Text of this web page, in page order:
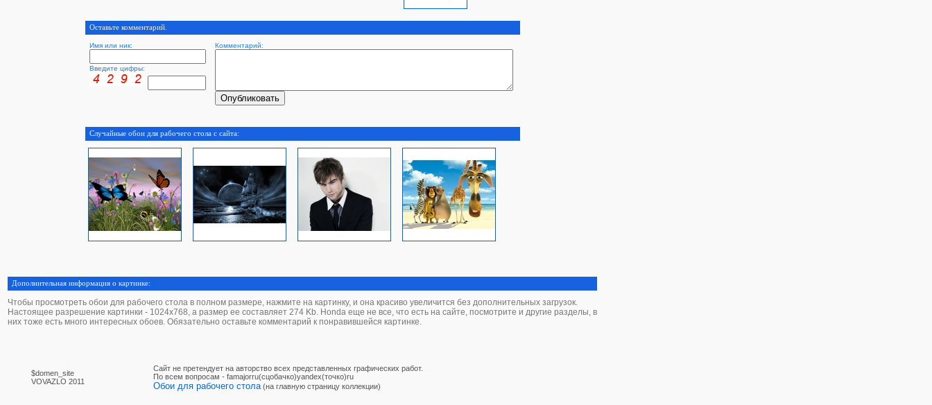
Оставьте комментарий.
Имя или ник: Комментарий:
Введите цифры:
Случайные обои для рабочего стола с сайта:
Дополнительная информация о картинке:
Чтобы просмотреть обои для рабочего стола в полном размере, нажмите на картинку, и она красиво увеличится без дополнительных загрузок.
Настоящее разрешение картинки - 1024х768, а размер ее составляет 274 Kb. Honda еще не все, что есть на сайте, посмотрите и другие разделы, в
них тоже есть много интересных обоев. Обязательно оставьте комментарий к понравившейся картинке.
$domen_site
VOVAZLO 2011
Сайт не претендует на авторство всех представленных графических работ.
По вcем вопросам - famajorru(сцобачко)yandex(точко)ru
Обои для рабочего стола (на главную страницу коллекции)